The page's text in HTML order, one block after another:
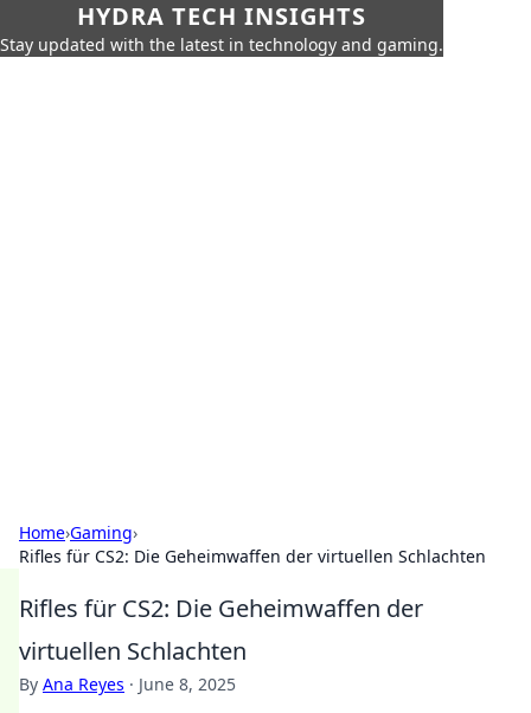
HYDRA TECH INSIGHTS
Stay updated with the latest in technology and gaming.
Home›Gaming›
Rifles für CS2: Die Geheimwaffen der virtuellen Schlachten
Rifles für CS2: Die Geheimwaffen der
virtuellen Schlachten
By Ana Reyes · June 8, 2025